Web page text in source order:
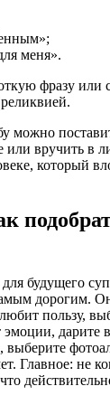
меня».
фразу
можно
или вручить в
который
будущего
дорогим.
пользу,
дарите
Главное: не